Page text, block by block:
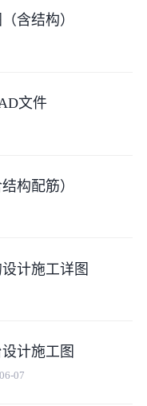
含结构）
文件
构配筋）
计施工详图
计施工图
07